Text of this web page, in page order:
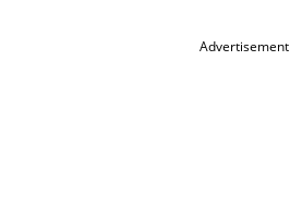
Advertisement